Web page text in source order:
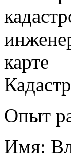
Опыт
Имя: